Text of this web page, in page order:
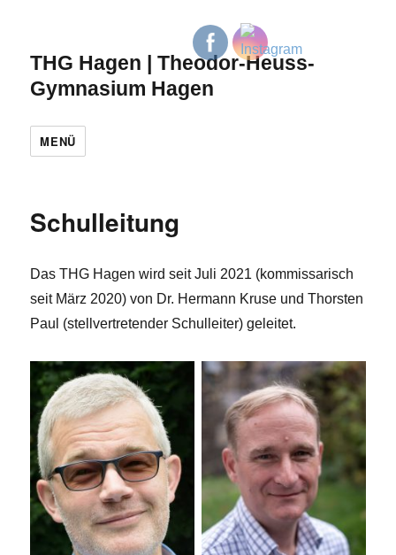
THG Hagen | Theodor-Heuss-
Gymnasium Hagen
MENÜ
Schulleitung
Das THG Hagen wird seit Juli 2021 (kommissarisch
seit März 2020) von Dr. Hermann Kruse und Thorsten
Paul (stellvertretender Schulleiter) geleitet.